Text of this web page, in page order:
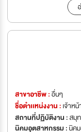
สาขาอาชีพ :อื่นๆ
ชื่อตำเเหน่งงาน : เจ้าห
สถานที่ปฏิบัติงาน :สมุ
นิคมอุตสาหกรรม :นิค